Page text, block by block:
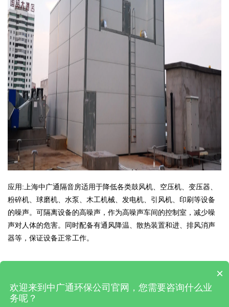
应用:上海中广通隔音房适用于降低各类鼓风机、空压机、变压器、
粉碎机、球磨机、水泵、木工机械、发电机、引风机、印刷等设备
的噪声。可隔离设备的高噪声，作为高噪声车间的控制室，减少噪
声对人体的危害。同时配备有通风降温、散热装置和进、排风消声
器等，保证设备正常工作。
版权所有 copyright© 2022上海中广通环保科技有限公司 沪ICP备
×
欢迎来到中广通环保公司官网，您需要咨询什么业
务呢？